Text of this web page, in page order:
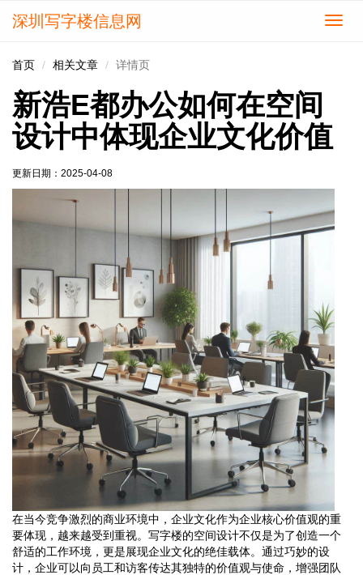
切
深圳写字楼信息网
首页 相关文章 详情页
新浩E都办公如何在空间
设计中体现企业文化价值
更新日期： 2025-04-08
在当今竞争激烈的商业环境中，企业文化作为企业核心价值观的重
要体现，越来越受到重视。写字楼的空间设计不仅是为了创造一个
舒适的工作环境，更是展现企业文化的绝佳载体。通过巧妙的设
计，企业可以向员工和访客传达其独特的价值观与使命，增强团队